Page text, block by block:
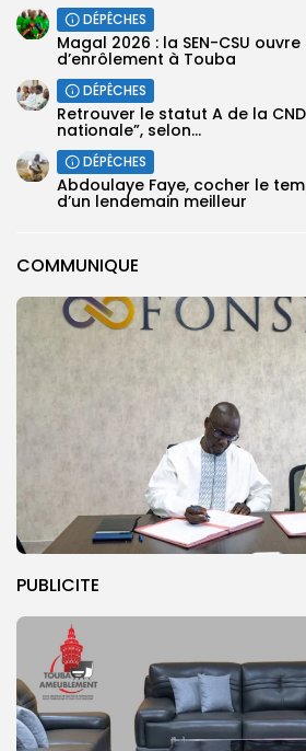
COMMUNIQUE
PUBLICITE
DÉPÊCHES
Magal 2026 : la SEN-CSU
d’enrôlement à Touba
DÉPÊCHES
Retrouver le statut A de la
nationale”, selon...
DÉPÊCHES
Abdoulaye Faye, cocher le
d’un lendemain meilleur